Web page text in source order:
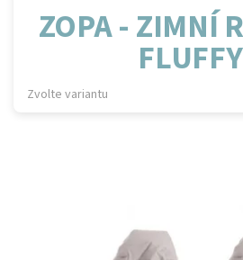
ZOPA - ZIMNÍ
Zvolte variantu